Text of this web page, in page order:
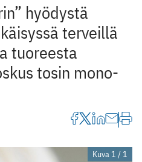
hyödystä
terveillä
tuoreesta
tosin mono­
Kuva 1 / 1